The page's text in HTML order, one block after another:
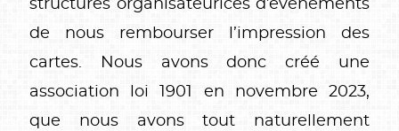
structures organisateurices d’événements
de nous rembourser l’impression des
cartes. Nous avons donc créé une
association loi 1901 en novembre 2023,
que nous avons tout naturellement